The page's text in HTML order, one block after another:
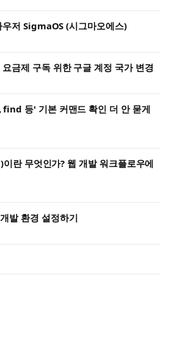
저 SigmaOS (시그마오에스)
금제 구독 위한 구글 계정 국가 변경
등' 기본 커맨드 확인 더 안 묻게
란 무엇인가? 웹 개발 워크플로우에
발 환경 설정하기